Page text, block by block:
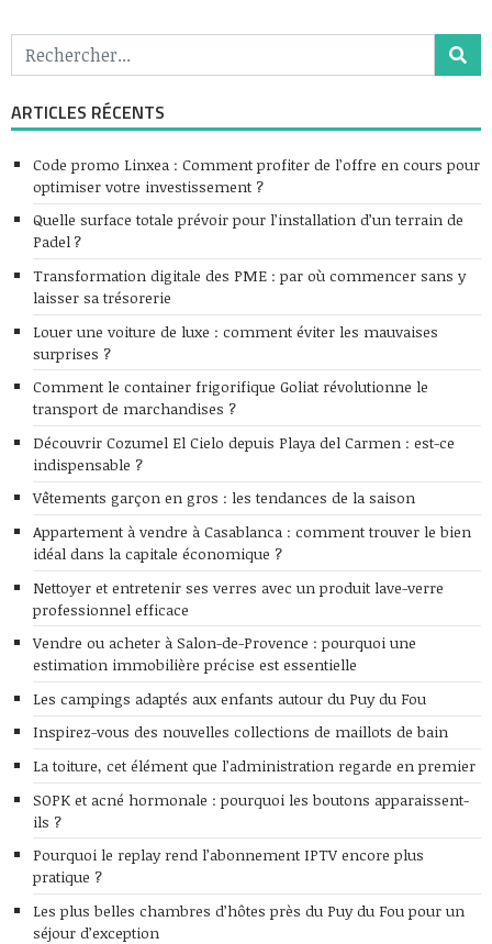
ARTICLES RÉCENTS
Code promo Linxea : Comment profiter de l’offre en cours pour
optimiser votre investissement ?
Quelle surface totale prévoir pour l’installation d’un terrain de
Padel ?
Transformation digitale des PME : par où commencer sans y
laisser sa trésorerie
Louer une voiture de luxe : comment éviter les mauvaises
surprises ?
Comment le container frigorifique Goliat révolutionne le
transport de marchandises ?
Découvrir Cozumel El Cielo depuis Playa del Carmen : est-ce
indispensable ?
Vêtements garçon en gros : les tendances de la saison
Appartement à vendre à Casablanca : comment trouver le bien
idéal dans la capitale économique ?
Nettoyer et entretenir ses verres avec un produit lave-verre
professionnel efficace
Vendre ou acheter à Salon-de-Provence : pourquoi une
estimation immobilière précise est essentielle
Les campings adaptés aux enfants autour du Puy du Fou
Inspirez-vous des nouvelles collections de maillots de bain
La toiture, cet élément que l’administration regarde en premier
SOPK et acné hormonale : pourquoi les boutons apparaissent-
ils ?
Pourquoi le replay rend l’abonnement IPTV encore plus
pratique ?
Les plus belles chambres d’hôtes près du Puy du Fou pour un
séjour d’exception